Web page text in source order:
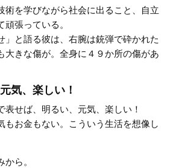
術を学びながら社会に出ること、自立
張っている。
」と語る彼は、右腕は銃弾で砕かれた
大きな傷が。全身に４９か所の傷があ
気、楽しい！
表せば、明るい、元気、楽しい！
もお金もない。こういう生活を想像し
ら。